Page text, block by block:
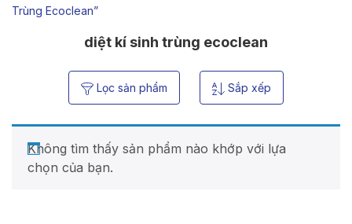
Trùng Ecoclean”
diệt kí sinh trùng ecoclean
Lọc sản phẩm Sắp xếp
Không tìm thấy sản phẩm nào khớp với lựa
chọn của bạn.